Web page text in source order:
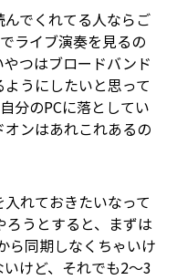
でくれてる人ならご
ライブ演奏を見るの
つはブロードバンド
うにしたいと思って
分のPCに落としてい
オンはあれこれあるの
れておきたいなって
ろうとすると、まずは
ら同期しなくちゃいけ
けど、それでも2～3